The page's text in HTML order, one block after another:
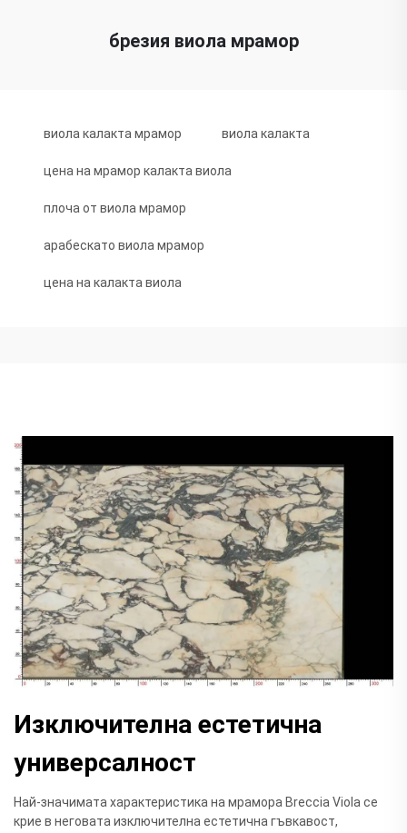
брезия виола мрамор
виола калакта мрамор виола калакта
цена на мрамор калакта виола
плоча от виола мрамор
арабескато виола мрамор
цена на калакта виола
Изключителна естетична
универсалност
Най-значимата характеристика на мрамора Breccia Viola се
крие в неговата изключителна естетична гъвкавост,